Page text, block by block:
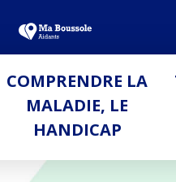
COMPRENDRE LA
MALADIE, LE
HANDICAP